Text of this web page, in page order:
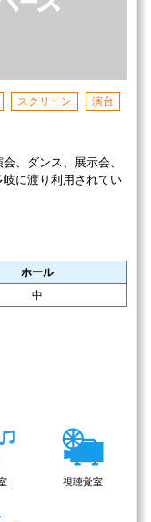
スクリーン
演台
、ダンス、展示会、
に渡り利用されてい
ホール
中
視聴覚室